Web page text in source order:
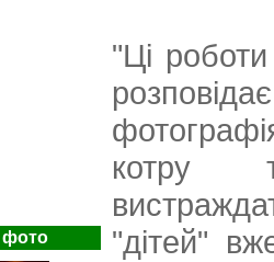
фото
"Ці
котру
"дітей"